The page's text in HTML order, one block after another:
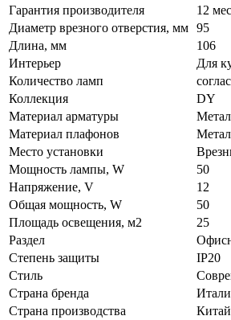
Гарантия производителя
12
Диаметр врезного отверстия, мм 95
Длина, мм
106
Интерьер
Для
Количество ламп
Коллекция
DY
Материал арматуры
Материал плафонов
Место установки
Мощность лампы, W
50
Напряжение, V
12
Общая мощность, W
50
Площадь освещения, м2
25
Раздел
Степень защиты
IP20
Стиль
Страна бренда
Страна производства
Китай